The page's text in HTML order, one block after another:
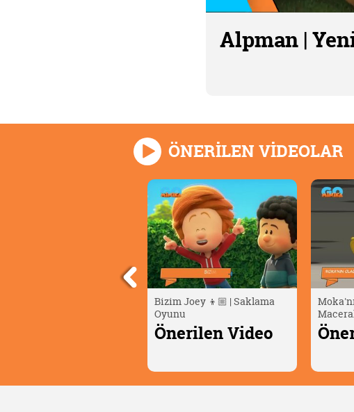
Alpman |
ÖNERİLEN VİDEOLAR
Bizim Joey 👦🏼 | Saklama
Oyunu
Önerilen Video